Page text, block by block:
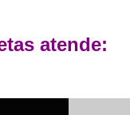
atende: